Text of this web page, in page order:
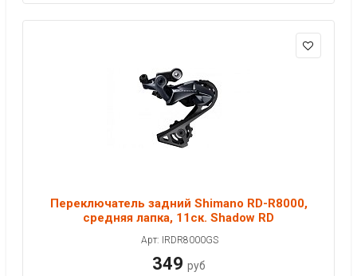
Переключатель задний Shimano RD-R8000,
средняя лапка, 11ск. Shadow RD
Арт: IRDR8000GS
349 руб